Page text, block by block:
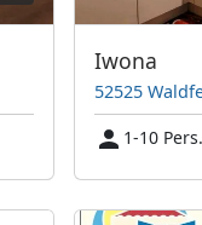
Iwona
52525
1-10 Pers.